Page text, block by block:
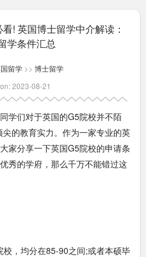
! 英国博士留学中介解读：
学条件汇总
留学 >> 博士留学
2023-08-21
学们对于英国的G5院校并不陌
的教育实力。作为一家专业的英
家分享一下英国G5院校的申请条
秀的学府，那么千万不能错过这
，均分在85-90之间;或者本硕毕